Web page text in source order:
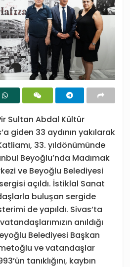
Sultan Abdal Kültür
giden 33 aydının yakılarak
33. yıldönümünde
Beyoğlu’nda Madımak
ve Beyoğlu Belediyesi
açıldı. İstiklal Sanat
buluşan sergide
de yapıldı. Sivas’ta
anıldığı
Belediyesi Başkan
ve vatandaşlar
tanıklığını, kaybın